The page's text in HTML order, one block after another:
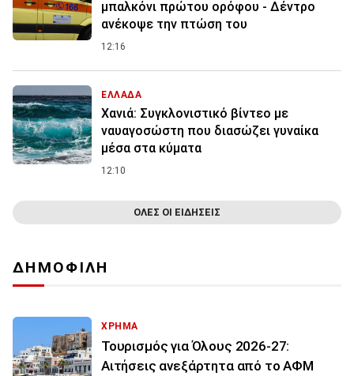
μπαλκόνι πρώτου ορόφου - Δέντρο
ανέκοψε την πτώση του
12:16
ΕΛΛΑΔΑ
Χανιά: Συγκλονιστικό βίντεο με
ναυαγοσώστη που διασώζει γυναίκα
μέσα στα κύματα
12:10
ΟΛΕΣ ΟΙ ΕΙΔΗΣΕΙΣ
ΔΗΜΟΦΙΛΗ
ΧΡΗΜΑ
Τουρισμός για Όλους 2026-27:
Αιτήσεις ανεξάρτητα από το ΑΦΜ